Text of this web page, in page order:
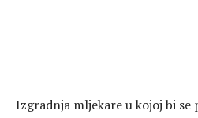
Izgradnja mljekare u kojoj bi se